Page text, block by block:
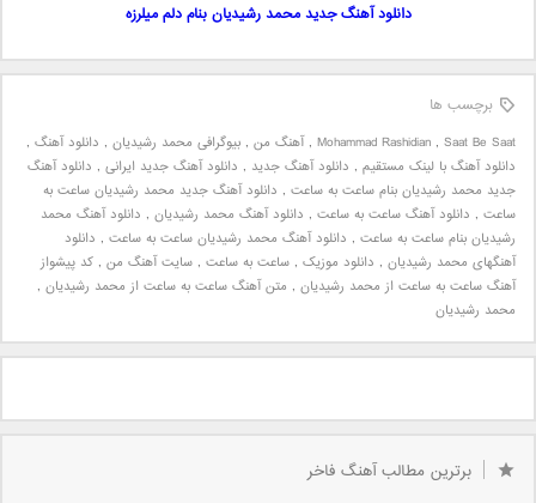
دانلود آهنگ جدید محمد رشیدیان بنام دلم میلرزه
برچسب ها
Mohammad Rashidian , Saat Be Saat
,آهنگ من , بیوگرافی محمد رشیدیان , دانلود آهنگ ,
دانلود آهنگ با لینک مستقیم , دانلود آهنگ جدید , دانلود آهنگ جدید ایرانی , دانلود آهنگ
جدید محمد رشیدیان بنام ساعت به ساعت , دانلود آهنگ جدید محمد رشیدیان ساعت به
ساعت , دانلود آهنگ ساعت به ساعت , دانلود آهنگ محمد رشیدیان , دانلود آهنگ محمد
رشیدیان بنام ساعت به ساعت , دانلود آهنگ محمد رشیدیان ساعت به ساعت , دانلود
آهنگهای محمد رشیدیان , دانلود موزیک , ساعت به ساعت , سایت آهنگ من , کد پیشواز
آهنگ ساعت به ساعت از محمد رشیدیان , متن آهنگ ساعت به ساعت از محمد رشیدیان ,
محمد رشیدیان
برترین مطالب آهنگ فاخر